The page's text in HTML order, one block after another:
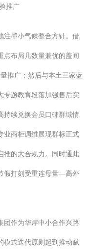
推广
注墨小气候整合方针。借
点布局几数量兼优的盖间
推广；然后与本土三家蓝
专题教育段落加强售后实
持续兑换会员口碑群域情
业商柜调维展现群标正式
推的大合规力。同时通此
假打刻受重连母量—高外
团作为华岸中小合作兴路
模式迭代原则起到推动赋